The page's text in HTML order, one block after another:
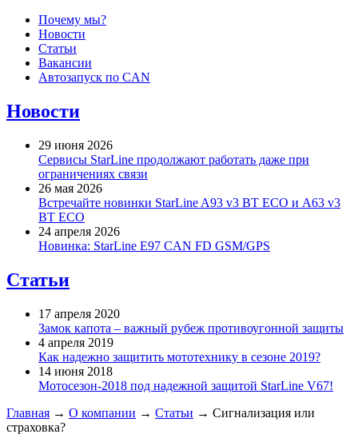
Почему мы?
Новости
Статьи
Вакансии
Автозапуск по CAN
Новости
29 июня 2026
Сервисы StarLine продолжают работать даже при
ограничениях связи
26 мая 2026
Встречайте новинки StarLine A93 v3 BT ECO и A63 v3
BT ECO
24 апреля 2026
Новинка: StarLine E97 CAN FD GSM/GPS
Статьи
17 апреля 2020
Замок капота – важный рубеж противоугонной защиты
4 апреля 2019
Как надежно защитить мототехнику в сезоне 2019?
14 июня 2018
Мотосезон-2018 под надежной защитой StarLine V67!
Главная → О компании → Статьи → Сигнализация или
страховка?